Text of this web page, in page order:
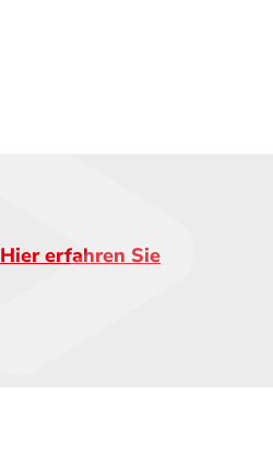
Hier erfahren Sie